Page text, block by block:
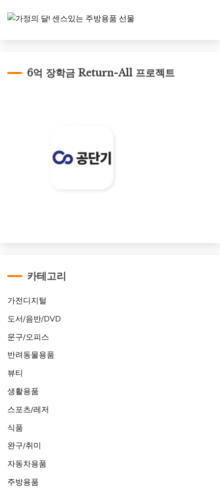
6억 장학금 Return-All 프로젝트
카테고리
가전디지털
도서/음반/DVD
문구/오피스
반려동물용품
뷰티
생활용품
스포츠/레저
식품
완구/취미
자동차용품
주방용품